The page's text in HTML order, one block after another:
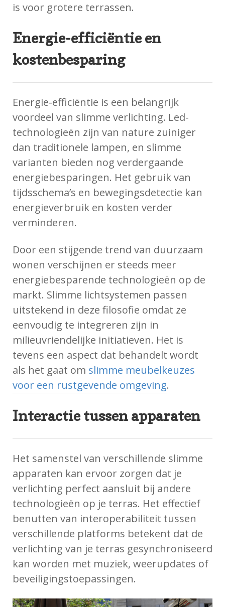
is voor grotere terrassen.
Energie-efficiëntie en
kostenbesparing
Energie-efficiëntie is een belangrijk
voordeel van slimme verlichting. Led-
technologieën zijn van nature zuiniger
dan traditionele lampen, en slimme
varianten bieden nog verdergaande
energiebesparingen. Het gebruik van
tijdsschema’s en bewegingsdetectie kan
energieverbruik en kosten verder
verminderen.
Door een stijgende trend van duurzaam
wonen verschijnen er steeds meer
energiebesparende technologieën op de
markt. Slimme lichtsystemen passen
uitstekend in deze filosofie omdat ze
eenvoudig te integreren zijn in
milieuvriendelijke initiatieven. Het is
tevens een aspect dat behandelt wordt
als het gaat om slimme meubelkeuzes
voor een rustgevende omgeving.
Interactie tussen apparaten
Het samenstel van verschillende slimme
apparaten kan ervoor zorgen dat je
verlichting perfect aansluit bij andere
technologieën op je terras. Het effectief
benutten van interoperabiliteit tussen
verschillende platforms betekent dat de
verlichting van je terras gesynchroniseerd
kan worden met muziek, weerupdates of
beveiligingstoepassingen.